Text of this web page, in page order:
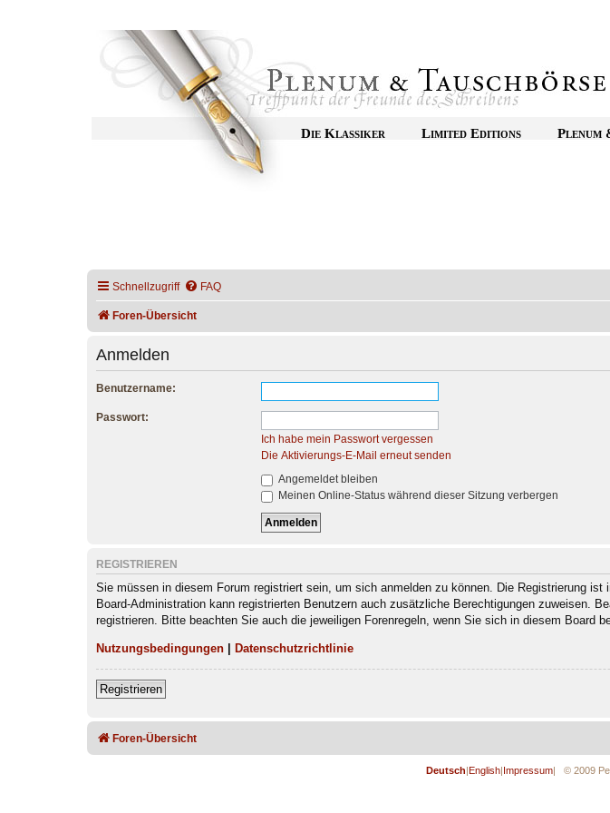
Die Klassiker Limited Editions Plenum
Schnellzugriff FAQ
Foren-Übersicht
Anmelden
Benutzername:
Passwort:
Ich habe mein Passwort vergessen
Die Aktivierungs-E-Mail erneut senden
Angemeldet bleiben
Meinen Online-Status während dieser Sitzung verbergen
REGISTRIEREN
Sie müssen in diesem Forum registriert sein, um sich anmelden zu können. Die Registrierung
Board-Administration kann registrierten Benutzern auch zusätzliche Berechtigungen zuweisen.
registrieren. Bitte beachten Sie auch die jeweiligen Forenregeln, wenn Sie sich in diesem Board
Nutzungsbedingungen Datenschutzrichtlinie
Registrieren
Foren-Übersicht
Deutsch English Impressum | © 2009